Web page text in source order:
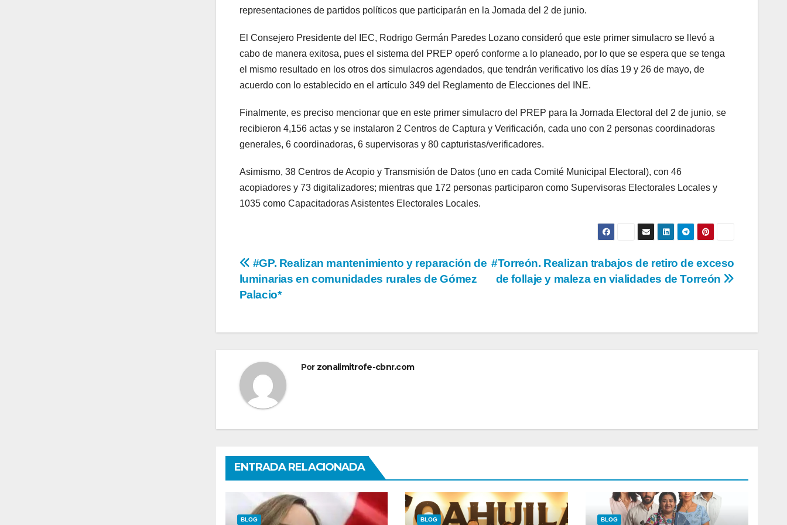
representaciones de partidos políticos que participarán en la Jornada del 2 de junio.
El Consejero Presidente del IEC, Rodrigo Germán Paredes Lozano consideró que este primer simulacro se llevó a
cabo de manera exitosa, pues el sistema del PREP operó conforme a lo planeado, por lo que se espera que se tenga
el mismo resultado en los otros dos simulacros agendados, que tendrán verificativo los días 19 y 26 de mayo, de
acuerdo con lo establecido en el artículo 349 del Reglamento de Elecciones del INE.
Finalmente, es preciso mencionar que en este primer simulacro del PREP para la Jornada Electoral del 2 de junio, se
recibieron 4,156 actas y se instalaron 2 Centros de Captura y Verificación, cada uno con 2 personas coordinadoras
generales, 6 coordinadoras, 6 supervisoras y 80 capturistas/verificadores.
Asimismo, 38 Centros de Acopio y Transmisión de Datos (uno en cada Comité Municipal Electoral), con 46
acopiadores y 73 digitalizadores; mientras que 172 personas participaron como Supervisoras Electorales Locales y
1035 como Capacitadoras Asistentes Electorales Locales.
Navegación
de
#Torreón. Realizan trabajos de retiro de exceso
de follaje y maleza en vialidades de Torreón
#GP. Realizan mantenimiento y reparación de
luminarias en comunidades rurales de Gómez
Palacio*
Por zonalimitrofe-cbnr.com
ENTRADA RELACIONADA
BLOG BLOG BLOG